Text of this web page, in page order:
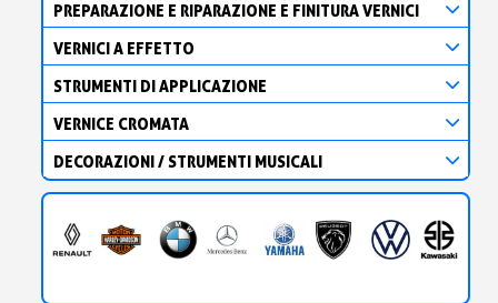
PREPARAZIONE E RIPARAZIONE E FINITURA VERNICI
VERNICI A EFFETTO
STRUMENTI DI APPLICAZIONE
VERNICE CROMATA
DECORAZIONI / STRUMENTI MUSICALI